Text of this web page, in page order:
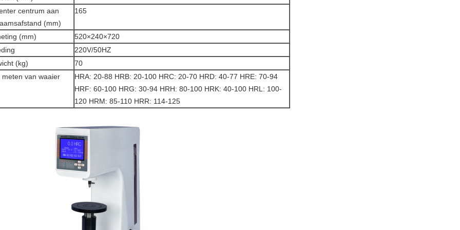
centrum aan
(mm)
165
(mm)
520×240×720
220V/50HZ
(kg)
70
meten van waaier
HRA: 20-88 HRB: 20-100 HRC: 20-70 HRD: 40-77 HRE: 70-94
HRF: 60-100 HRG: 30-94 HRH: 80-100 HRK: 40-100 HRL: 100-
120 HRM: 85-110 HRR: 114-125